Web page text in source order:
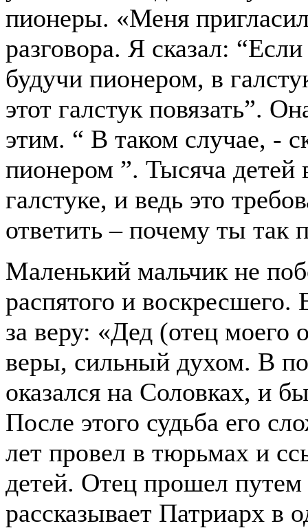
пионеры. «Меня
разговора. Я сказал:
будучи пионером, в
этот галстук повязать”.
этим. “ В таком случае, -
пионером ”. Тысяча детей
галстуке, и ведь это
ответить – почему ты так
Маленький мальчик не
распятого и воскресшего.
за веру: «Дед (отец моего
веры, сильный духом. В
оказался на Соловках, и
После этого судьба его
лет провел в тюрьмах и
детей. Отец прошел
рассказывает Патриарх в